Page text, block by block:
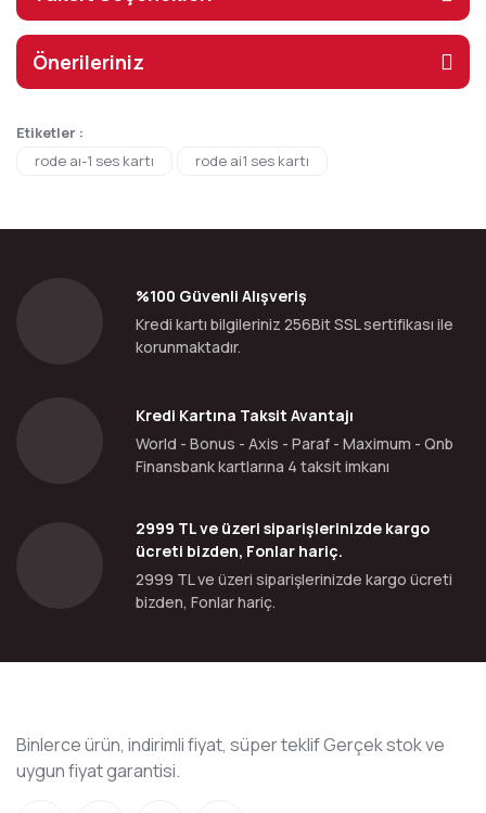
Önerileriniz
Etiketler :
rode aı-1 ses kartı
rode ai1 ses kartı
%100 Güvenli Alışveriş
Kredi kartı bilgileriniz 256Bit SSL sertifikası ile
korunmaktadır.
Kredi Kartına Taksit Avantajı
World - Bonus - Axis - Paraf - Maximum - Qnb
Finansbank kartlarına 4 taksit imkanı
2999 TL ve üzeri siparişlerinizde kargo
ücreti bizden, Fonlar hariç.
2999 TL ve üzeri siparişlerinizde kargo ücreti
bizden, Fonlar hariç.
Binlerce ürün, indirimli fiyat, süper teklif Gerçek stok ve
uygun fiyat garantisi.